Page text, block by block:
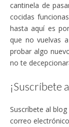
cantinela de
cocidas
hasta aquí es
que no vuelvas
probar algo
no te
¡Suscríbete
Suscríbete al
correo